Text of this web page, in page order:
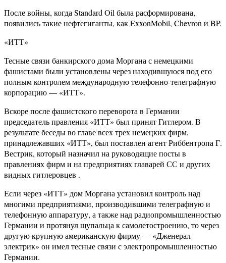
После войны, когда Standard Oil была расформирована,
появились такие нефтегиганты, как ExxonMobil, Chevron и BP.
«ИТТ»
Тесные связи банкирского дома Моргана с немецкими
фашистами были установлены через находившуюся под его
полным контролем международную телефонно-телеграфную
корпорацию — «ИТТ».
Вскоре после фашистского переворота в Германии
председатель правления «ИТТ» был принят Гитлером. В
результате беседы во главе всех трех немецких фирм,
принадлежавших «ИТТ», был поставлен агент Риббентропа Г.
Вестрик, который назначил на руководящие посты в
правлениях фирм и на предприятиях главарей СС и других
видных гитлеровцев .
Если через «ИТТ» дом Моргана установил контроль над
многими предприятиями, производившими телеграфную и
телефонную аппаратуру, а также над радиопромышленностью
Германии и протянул щупальца к самолетостроению, то через
другую крупную американскую фирму — «Дженерал
электрик» он имел тесные связи с электропромышленностью
Германии.